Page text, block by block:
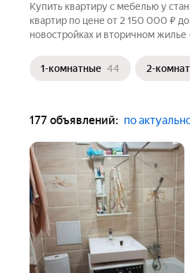
Купить квартиру с мебелью у
квартир по цене от 2 150 000 ₽
новостройках и вторичном
1-комнатные 44 2-
177 объявлений: по